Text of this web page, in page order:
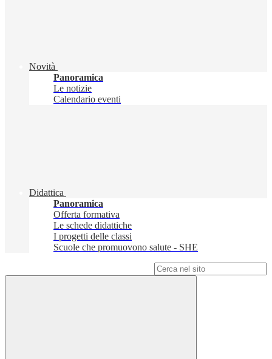
Novità
Panoramica
Le notizie
Calendario eventi
Didattica
Panoramica
Offerta formativa
Le schede didattiche
I progetti delle classi
Scuole che promuovono salute - SHE